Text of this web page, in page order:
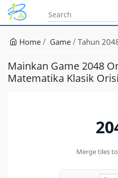
Home Game Tahun
Mainkan Game 2048
Matematika Klasik